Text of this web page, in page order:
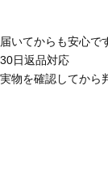
届いてからも安心で
30日返品対応
実物を確認してから